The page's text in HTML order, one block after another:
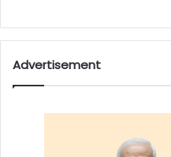
Advertisement